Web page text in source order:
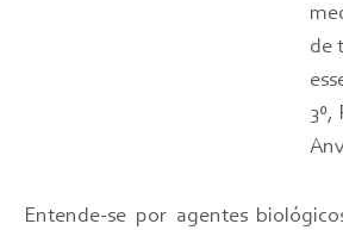
de
3º,
Entende-se por agentes